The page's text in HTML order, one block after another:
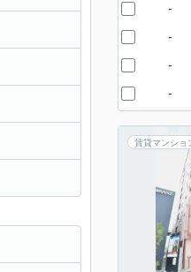
-
-
-
-
賃貸マンショ